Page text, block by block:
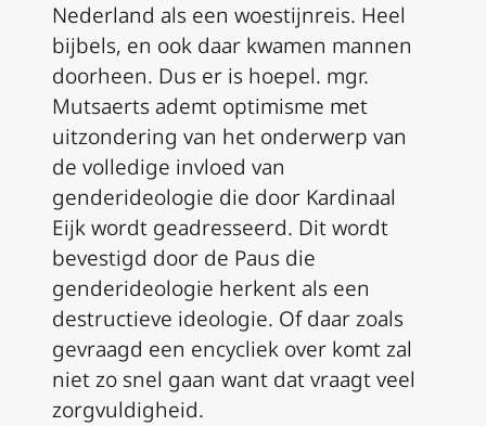
Nederland als een woestijnreis. Heel
bijbels, en ook daar kwamen mannen
doorheen. Dus er is hoepel. mgr.
Mutsaerts ademt optimisme met
uitzondering van het onderwerp van
de volledige invloed van
genderideologie die door Kardinaal
Eijk wordt geadresseerd. Dit wordt
bevestigd door de Paus die
genderideologie herkent als een
destructieve ideologie. Of daar zoals
gevraagd een encycliek over komt zal
niet zo snel gaan want dat vraagt ​​veel
zorgvuldigheid.